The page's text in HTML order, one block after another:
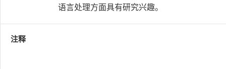
语言处理方面具有研究兴趣。
注释